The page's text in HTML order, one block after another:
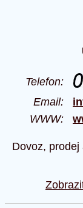
Telefon:
Email:
WWW:
Dovoz,